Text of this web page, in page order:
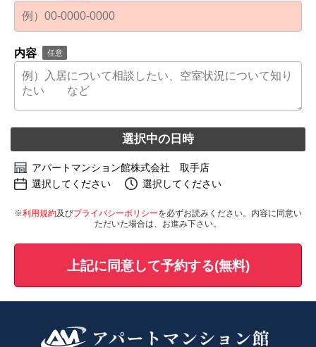
内容 任意
選択中の日時
アパートマンション館株式会社 取手店
選択してください
選択してください
※利用規約及びプライバシーポリシーを必ずお読みください。内容に同意い
ただいた場合は、お進み下さい。
上記に同意して予約する(無料)